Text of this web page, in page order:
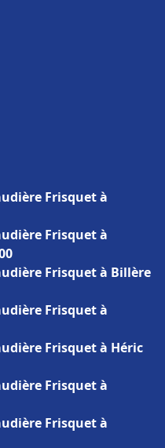
Frisquet à
Frisquet à
Frisquet à Billère
Frisquet à
Frisquet à Héric
Frisquet à
Frisquet à